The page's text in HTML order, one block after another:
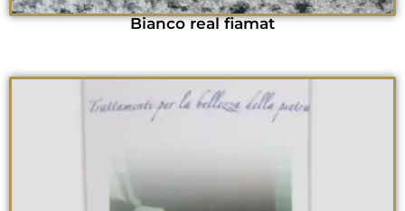
Bianco real fiamat